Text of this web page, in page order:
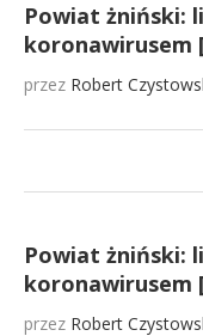
Powiat żniński:
koronawirusem
przez Robert
Powiat żniński:
koronawirusem
przez Robert